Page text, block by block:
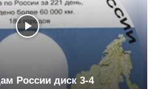
России диск 3-4